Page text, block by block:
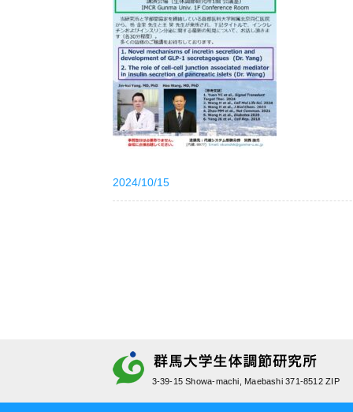
2024/10/15
3-39-15 Showa-machi, Maebashi 371-8512 ZIP